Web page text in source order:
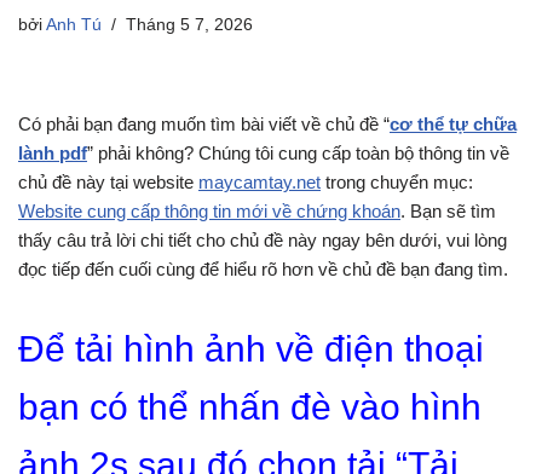
bởi Anh Tú Tháng 5 7, 2026
Có phải bạn đang muốn tìm bài viết về chủ đề “cơ thể tự chữa
lành pdf” phải không? Chúng tôi cung cấp toàn bộ thông tin về
chủ đề này tại website maycamtay.net trong chuyển mục:
Website cung cấp thông tin mới về chứng khoán. Bạn sẽ tìm
thấy câu trả lời chi tiết cho chủ đề này ngay bên dưới, vui lòng
đọc tiếp đến cuối cùng để hiểu rõ hơn về chủ đề bạn đang tìm.
Để tải hình ảnh về điện thoại
bạn có thể nhấn đè vào hình
ảnh 2s sau đó chọn tải “Tải